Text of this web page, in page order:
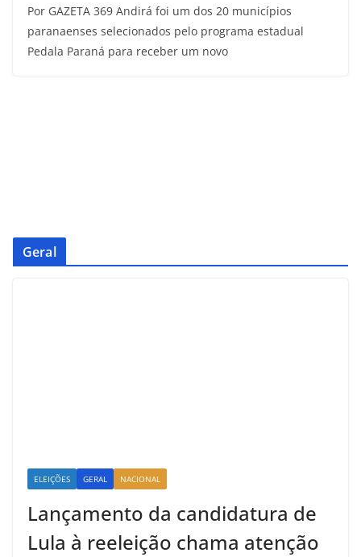
Por GAZETA 369 Andirá foi um dos 20 municípios
paranaenses selecionados pelo programa estadual
Pedala Paraná para receber um novo
Geral
ELEIÇÕES GERAL NACIONAL
Lançamento da candidatura de
Lula à reeleição chama atenção